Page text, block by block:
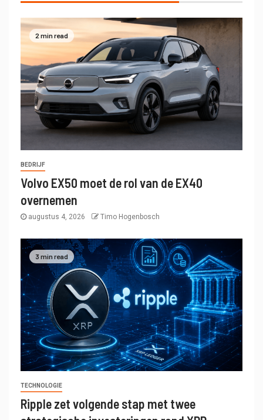
2 min read
BEDRIJF
Volvo EX50 moet de rol van de EX40
overnemen
augustus 4, 2026 Timo Hogenbosch
3 min read
TECHNOLOGIE
Ripple zet volgende stap met twee